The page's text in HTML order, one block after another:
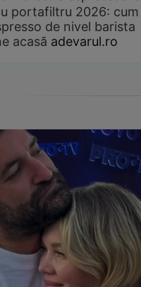
portafiltru 2026: cum
de nivel barista
acasă adevarul.ro